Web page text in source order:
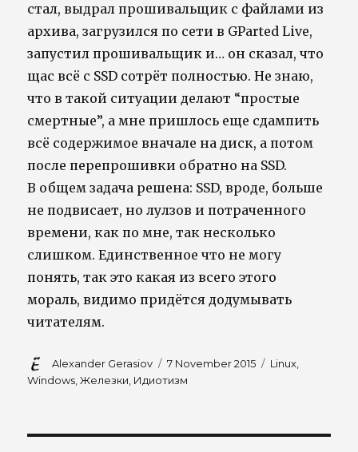
стал, выдрал прошивальщик с файлами из
архива, загрузился по сети в GParted Live,
запустил прошивальщик и… он сказал, что
щас всё с SSD сотрёт полностью. Не знаю,
что в такой ситуации делают “простые
смертные”, а мне пришлось еще сдампить
всё содержимое вначале на диск, а потом
после перепрошивки обратно на SSD.
В общем задача решена: SSD, вроде, больше
не подвисает, но лулзов и потраченного
времени, как по мне, так несколько
слишком. Единственное что не могу
понять, так это какая из всего этого
мораль, видимо придётся додумывать
читателям.
Author
Alexander Gerasiov
Posted
on
7 November 2015 Tags
Linux
Windows ,Железки Идиотизм